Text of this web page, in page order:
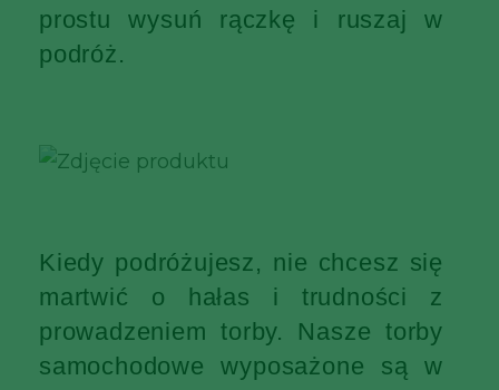
prostu wysuń rączkę i ruszaj w
podróż.
Kiedy podróżujesz, nie chcesz się
martwić o hałas i trudności z
prowadzeniem torby. Nasze torby
samochodowe wyposażone są w